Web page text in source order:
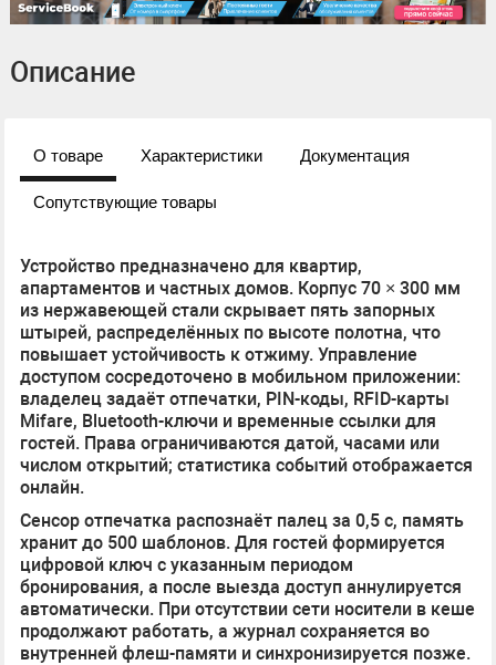
Описание
О товаре Характеристики Документация
Сопутствующие товары
Устройство предназначено для квартир,
апартаментов и частных домов. Корпус 70 × 300 мм
из нержавеющей стали скрывает пять запорных
штырей, распределённых по высоте полотна, что
повышает устойчивость к отжиму. Управление
доступом сосредоточено в мобильном приложении:
владелец задаёт отпечатки, PIN-коды, RFID-карты
Mifare, Bluetooth-ключи и временные ссылки для
гостей. Права ограничиваются датой, часами или
числом открытий; статистика событий отображается
онлайн.
Сенсор отпечатка распознаёт палец за 0,5 с, память
хранит до 500 шаблонов. Для гостей формируется
цифровой ключ с указанным периодом
бронирования, а после выезда доступ аннулируется
автоматически. При отсутствии сети носители в кеше
продолжают работать, а журнал сохраняется во
внутренней флеш-памяти и синхронизируется позже.